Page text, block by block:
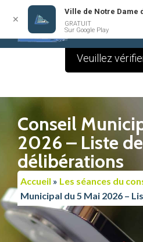
contenu
Conseil
2026 – Liste
délibérations
Accueil » Les séances du
Municipal du 5 Mai 2026 –
✕
Ville de Notre Dame
GRATUIT
Sur Google Play
Le contenu de
publication
Veuillez